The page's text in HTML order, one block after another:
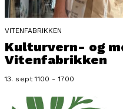
VITENFABRIKKEN
Kulturvern- og
Vitenfabrikken
13. sept 1100 - 1700